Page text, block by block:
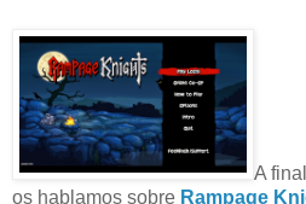
A
os hablamos sobre Rampage